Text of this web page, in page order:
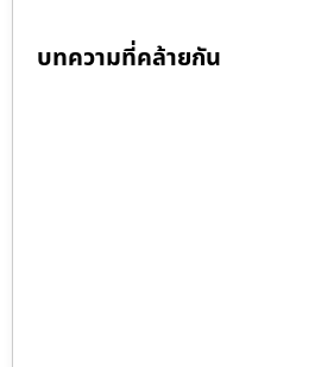
บทความที่คล้ายกัน